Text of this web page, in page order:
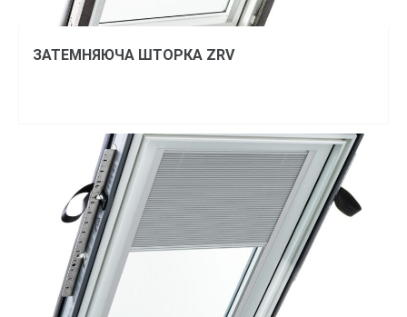
ЗАТЕМНЯЮЧА ШТОРКА ZRV